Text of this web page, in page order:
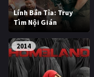
Lính Bắn Tỉa: Truy
Tìm Nội Gián
2014